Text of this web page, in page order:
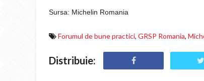
Sursa: Michelin Romania
Forumul de bune practici, GRSP Romania,
Distribuie: